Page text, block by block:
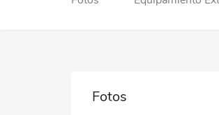
Fotos